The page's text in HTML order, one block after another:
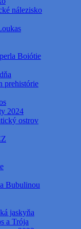
nálezisko
Boiótie
prehistórie
2024
ostrov
Bubulinou
jaskyňa
a Trója